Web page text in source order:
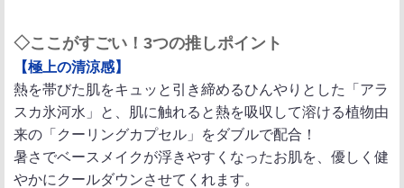
◇ここがすごい！3つの推しポイント
【極上の清涼感】
熱を帯びた肌をキュッと引き締めるひんやりとした「アラ
スカ氷河水」と、肌に触れると熱を吸収して溶ける植物由
来の「クーリングカプセル」をダブルで配合！
暑さでベースメイクが浮きやすくなったお肌を、優しく健
やかにクールダウンさせてくれます。